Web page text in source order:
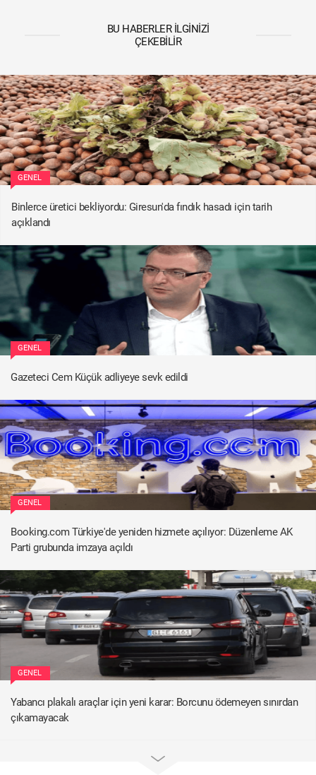
BU HABERLER İLGINIZI
ÇEKEBILIR
GENEL
Binlerce üretici bekliyordu: Giresun'da fındık hasadı için tarih
açıklandı
GENEL
Gazeteci Cem Küçük adliyeye sevk edildi
GENEL
Booking.com Türkiye'de yeniden hizmete açılıyor: Düzenleme AK
Parti grubunda imzaya açıldı
GENEL
Yabancı plakalı araçlar için yeni karar: Borcunu ödemeyen sınırdan
çıkamayacak